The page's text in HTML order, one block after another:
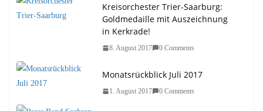
Kreisorchester Trier-Saarburg:
Goldmedaille mit Auszeichnung
in Kerkrade!
8. August 2017 0 Comments
Monatsrückblick Juli 2017
1. August 2017 0 Comments